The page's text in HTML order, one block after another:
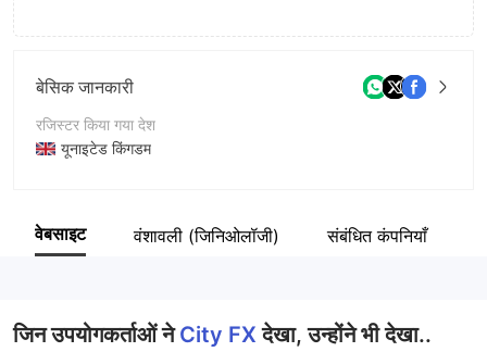
बेसिक जानकारी
रजिस्टर किया गया देश
यूनाइटेड किंगडम
कंपनी का नाम
वेबसाइट वंशावली (जिनिओलॉजी) संबंधित कंपनियाँ
जिन उपयोगकर्ताओं नेCity FXदेखा, उन्होंने भी देखा..